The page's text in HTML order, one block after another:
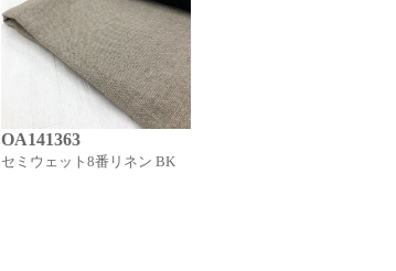
OA141363
セミウェット8番リネン BK